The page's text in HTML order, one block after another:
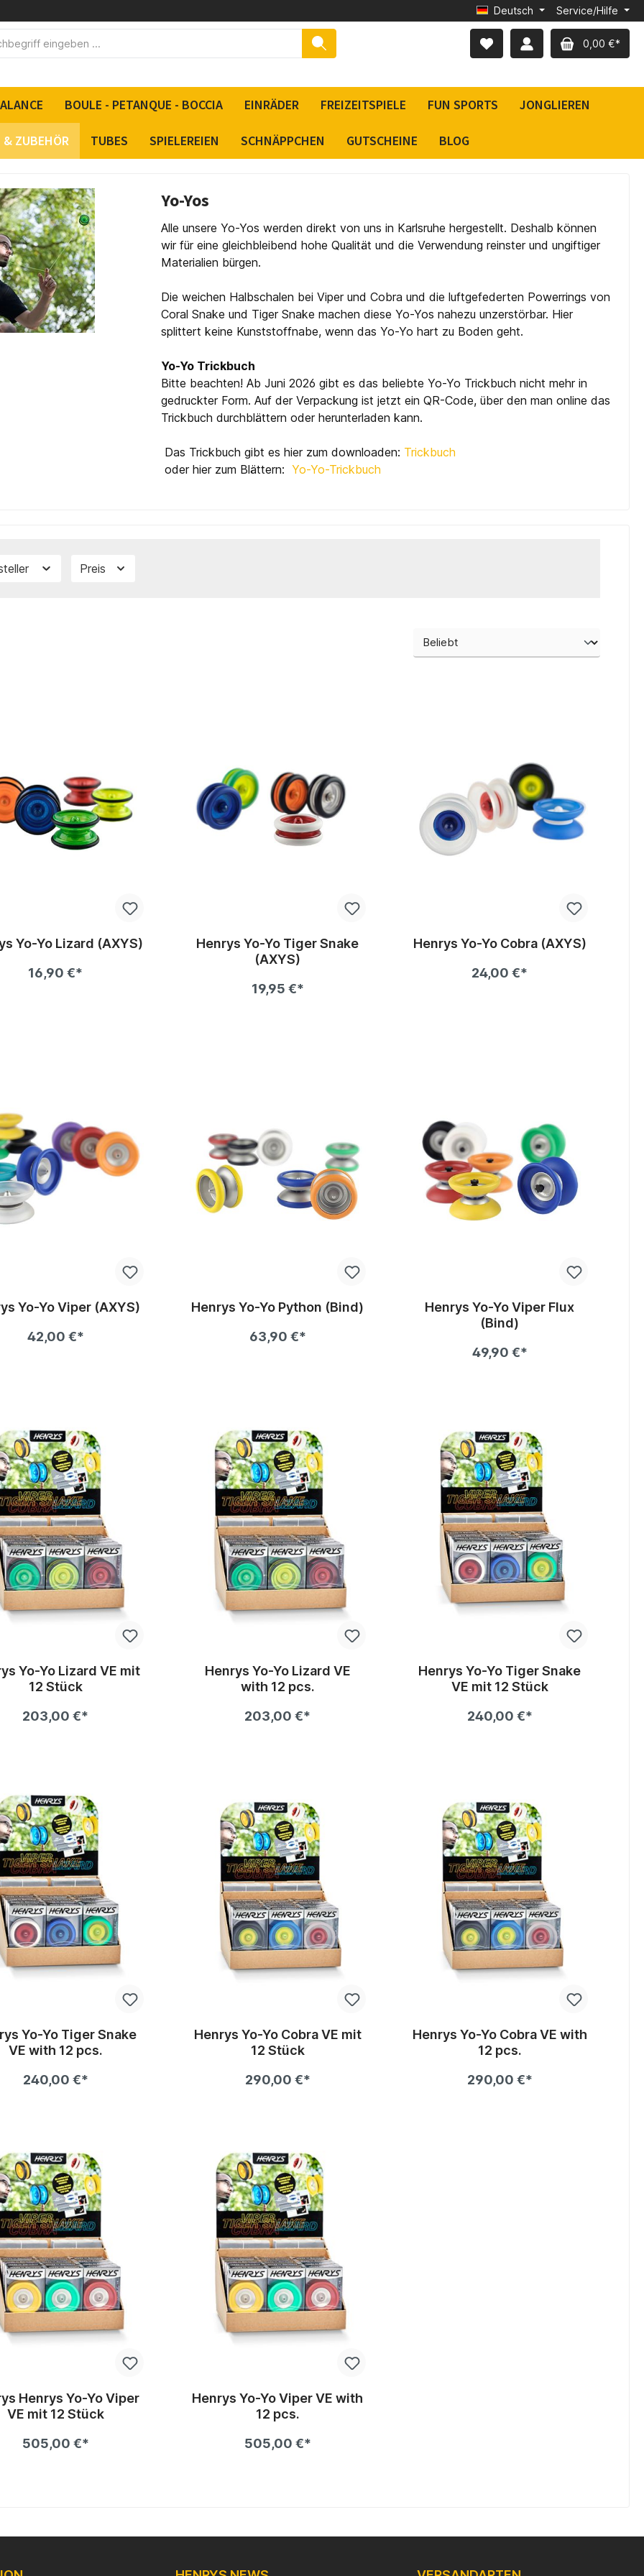
Deutsch Service/Hilfe
0,00 €*
BOULE - PETANQUE - BOCCIA EINRÄDER FREIZEITSPIELE FUN SPORTS JONGLIEREN
& ZUBEHÖR TUBES SPIELEREIEN SCHNÄPPCHEN GUTSCHEINE BLOG
Yo-Yos
Alle unsere Yo-Yos werden direkt von uns in Karlsruhe hergestellt. Deshalb können
wir für eine gleichbleibend hohe Qualität und die Verwendung reinster und ungiftiger
Materialien bürgen.
Die weichen Halbschalen bei Viper und Cobra und die luftgefederten Powerrings von
Coral Snake und Tiger Snake machen diese Yo-Yos nahezu unzerstörbar. Hier
splittert keine Kunststoffnabe, wenn das Yo-Yo hart zu Boden geht.
Yo-Yo Trickbuch
Bitte beachten! Ab Juni 2026 gibt es das beliebte Yo-Yo Trickbuch nicht mehr in
gedruckter Form. Auf der Verpackung ist jetzt ein QR-Code, über den man online das
Trickbuch durchblättern oder herunterladen kann.
Das Trickbuch gibt es hier zum downloaden: Trickbuch
oder hier zum Blättern: Yo-Yo-Trickbuch
Preis
Yo-Yo Lizard (AXYS)
16,90 €*
Henrys Yo-Yo Tiger Snake
(AXYS)
19,95 €*
Henrys Yo-Yo Cobra (AXYS)
24,00 €*
Yo-Yo Viper (AXYS)
42,00 €*
Henrys Yo-Yo Python (Bind)
63,90 €*
Henrys Yo-Yo Viper Flux
(Bind)
49,90 €*
Yo-Yo Lizard VE mit
12 Stück
203,00 €*
Henrys Yo-Yo Lizard VE
with 12 pcs.
203,00 €*
Henrys Yo-Yo Tiger Snake
VE mit 12 Stück
240,00 €*
Yo-Yo Tiger Snake
VE with 12 pcs.
240,00 €*
Henrys Yo-Yo Cobra VE mit
12 Stück
290,00 €*
Henrys Yo-Yo Cobra VE with
12 pcs.
290,00 €*
Henrys Yo-Yo Viper
VE mit 12 Stück
505,00 €*
Henrys Yo-Yo Viper VE with
12 pcs.
505,00 €*